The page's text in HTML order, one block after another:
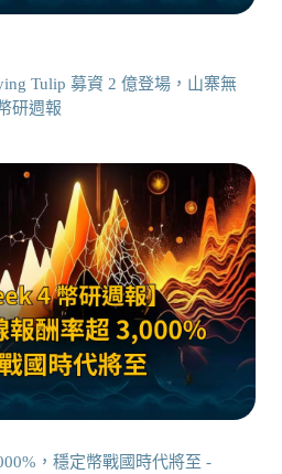
Tulip 募資 2 億登場，山寨無
研週報
，穩定幣戰國時代將至 -